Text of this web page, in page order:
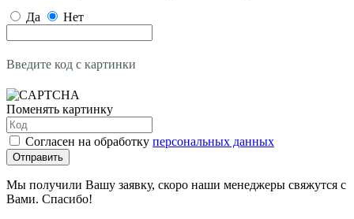
Да Нет
Введите код с картинки
Поменять картинку
Согласен на обработку персональных данных
Отправить
Мы получили Вашу заявку, скоро наши менеджеры свяжутся с
Вами. Спасибо!